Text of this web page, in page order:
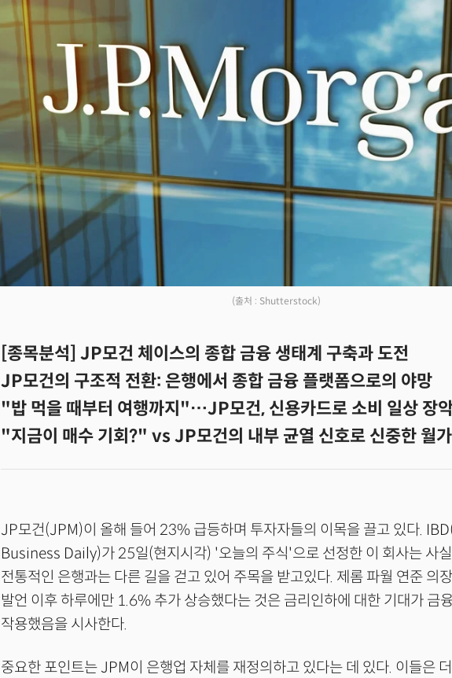
(출처 : Shutterstock)
[종목분석] JP모건 체이스의 종합 금융 생태계 구축과 도전
JP모건의 구조적 전환: 은행에서 종합 금융 플랫폼으로의 야망
"밥 먹을 때부터 여행까지"…JP모건, 신용카드로 소비 일상 장
"지금이 매수 기회?" vs JP모건의 내부 균열 신호로 신중한 월가
JP모건(JPM)이 올해 들어 23% 급등하며 투자자들의 이목을 끌고 있다.
Business Daily)가 25일(현지시각) '오늘의 주식'으로 선정한 이 회사는 사
전통적인 은행과는 다른 길을 걷고 있어 주목을 받고있다. 제롬 파월 연준 의
발언 이후 하루에만 1.6% 추가 상승했다는 것은 금리인하에 대한 기대가 금
작용했음을 시사한다.
중요한 포인트는 JPM이 은행업 자체를 재정의하고 있다는 데 있다. 이들은